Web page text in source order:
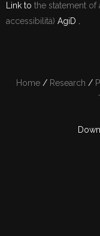
Link to the statement of
accessibilità) AgiD .
Home/ Research /